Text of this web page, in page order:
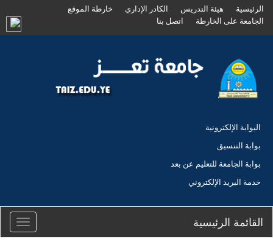
الرئيسية هيئة التدريس الكادر الإداري
خارطة الموقع
الجامعة على الخارطة
اتصل بنا
البوابة الإلكترونية
بوابة التنسيق
بوابة الجامعة للتعليم عن بعد
خدمة البريد الإلكتروني
Toggle
القائمة الرئيسية